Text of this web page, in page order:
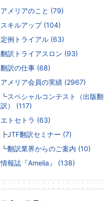
アメリアのこと (79)
スキルアップ (104)
定例トライアル (63)
翻訳トライアスロン (93)
翻訳の仕事 (68)
アメリア会員の実績 (2967)
┗スペシャルコンテスト（出版翻
訳） (117)
エトセトラ (63)
┣JTF翻訳セミナー (7)
┗翻訳業界からのご案内 (10)
情報誌『Amelia』 (138)